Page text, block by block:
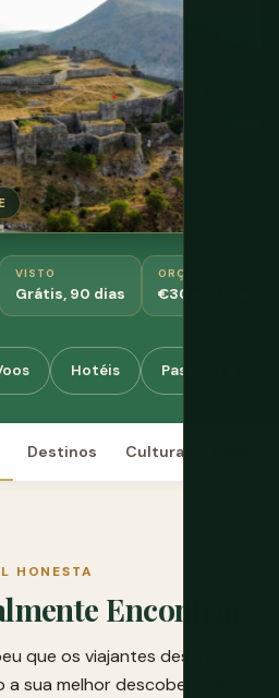
VISTO
Grátis, 90 dias
ORÇAMENTO
€30-45/dia
Hotéis Passeios e
Destinos Cultura
HONESTA
Encontrar
que os viajantes descrevem
sua melhor descoberta dos